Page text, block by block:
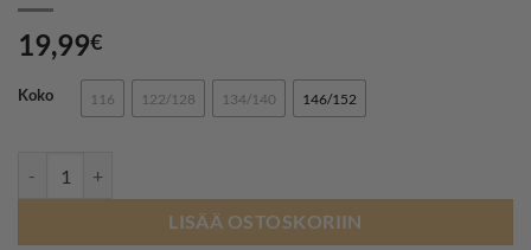
19,99€
Koko 116 122/128 134/140 146/152
LISÄÄ OSTOSKORIIN